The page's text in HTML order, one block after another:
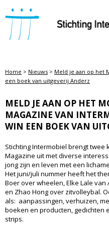
STICHTING INTERMOBIEL
Home > Nieuws > Meld je aan op het
een boek van uitgeverij Anderz
MELD JE AAN OP HET
MAGAZINE VAN
WIN EEN BOEK VAN
Stichting Intermobiel brengt twee
Magazine uit met diverse
jong zijn en leven met een
Het juni/juli nummer heeft het
Boer over wheelen, Elke Lale
en Zhao Hong over zitvolleybal.
als: aanpassingen, verhuizen,
boeken en producten, gedichten
strips.